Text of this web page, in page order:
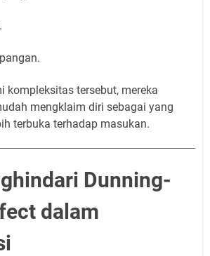
kompleksitas tersebut, mereka
mengklaim diri sebagai yang
terbuka terhadap masukan.
Dunning-
dalam